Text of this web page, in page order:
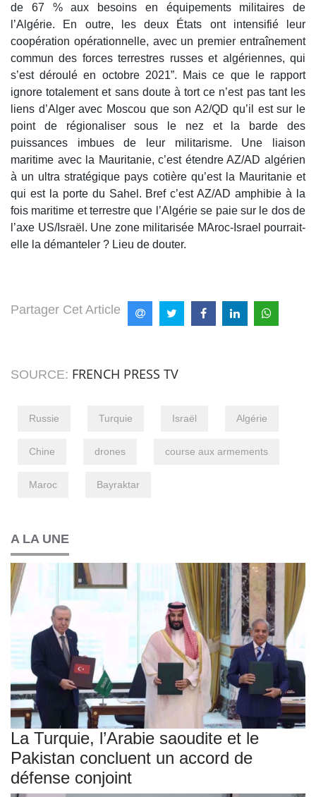
de 67 % aux besoins en équipements militaires de
l’Algérie. En outre, les deux États ont intensifié leur
coopération opérationnelle, avec un premier entraînement
commun des forces terrestres russes et algériennes, qui
s’est déroulé en octobre 2021”. Mais ce que le rapport
ignore totalement et sans doute à tort ce n’est pas tant les
liens d’Alger avec Moscou que son A2/QD qu’il est sur le
point de régionaliser sous le nez et la barde des
puissances imbues de leur militarisme. Une liaison
maritime avec la Mauritanie, c’est étendre AZ/AD algérien
à un ultra stratégique pays cotière qu’est la Mauritanie et
qui est la porte du Sahel. Bref c’est AZ/AD amphibie à la
fois maritime et terrestre que l’Algérie se paie sur le dos de
l’axe US/Israël. Une zone militarisée MAroc-Israel pourrait-
elle la démanteler ? Lieu de douter.
Partager Cet Article
SOURCE: FRENCH PRESS TV
Russie Turquie Israël Algérie
Chine drones course aux armements
Maroc Bayraktar
A LA UNE
La Turquie, l’Arabie saoudite et le
Pakistan concluent un accord de
défense conjoint